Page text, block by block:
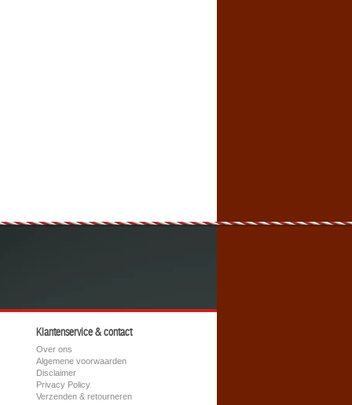
Klantenservice & contact
Over ons
Algemene voorwaarden
Disclaimer
Privacy Policy
Verzenden & retourneren